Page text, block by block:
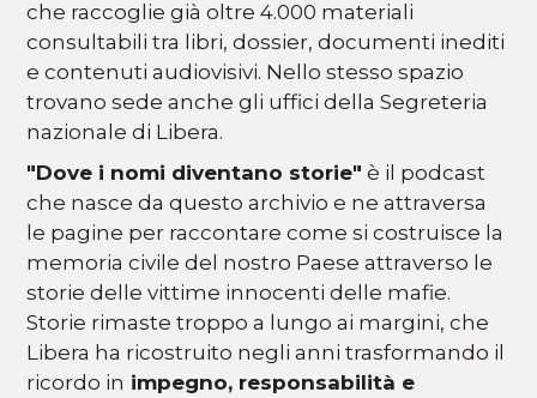
che raccoglie già oltre 4.000 materiali
consultabili tra libri, dossier, documenti inediti
e contenuti audiovisivi. Nello stesso spazio
trovano sede anche gli uffici della Segreteria
nazionale di Libera.
"Dove i nomi diventano storie" è il podcast
che nasce da questo archivio e ne attraversa
le pagine per raccontare come si costruisce la
memoria civile del nostro Paese attraverso le
storie delle vittime innocenti delle mafie.
Storie rimaste troppo a lungo ai margini, che
Libera ha ricostruito negli anni trasformando il
ricordo in impegno, responsabilità e